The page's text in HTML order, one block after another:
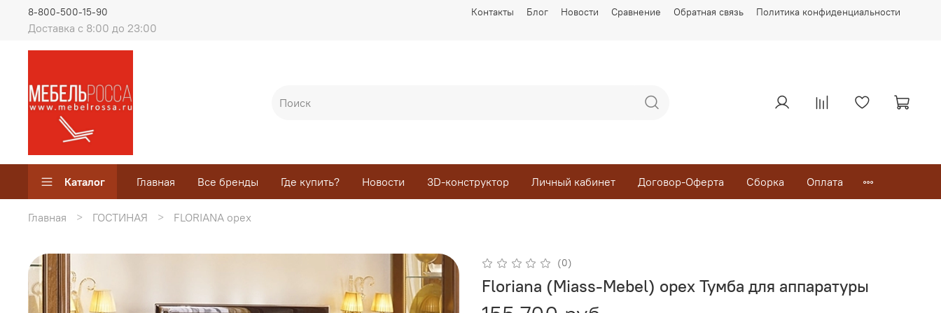
Контакты Блог Новости Сравнение Обратная связь Политика конфиденциальности
Доставка с 8:00 до 23:00
8-800-500-15-90
Каталог Главная Все бренды Где купить? Новости 3D-конструктор Личный кабинет Договор-Оферта Сборка Оплата
Главная ГОСТИНАЯ FLORIANA орех
(0)
Floriana (Miass-Mebel) орех Тумба для аппаратуры